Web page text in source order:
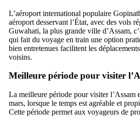
L’aéroport international populaire
aéroport desservant l’État, avec des vols
Guwahati, la plus grande ville d’Assam,
qui fait du voyage en train une option
bien entretenues facilitent les
voisins.
Meilleure période pour visiter
La meilleure période pour visiter l’Assam
mars, lorsque le temps est agréable et
Cette période permet aux voyageurs de